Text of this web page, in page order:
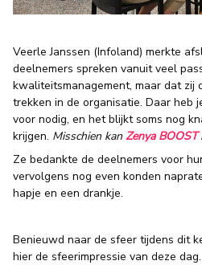
Veerle Janssen (Infoland) merkte
deelnemers spreken vanuit veel
kwaliteitsmanagement, maar dat zij
trekken in de organisatie. Daar heb
voor nodig, en het blijkt soms nog
krijgen. Misschien kanZenya BOOST
Ze bedankte de deelnemers voor
vervolgens nog even konden
hapje en een drankje.
Benieuwd naar de sfeer tijdens dit
hier de sfeerimpressie van deze dag.